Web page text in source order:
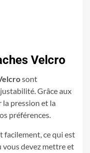
Velcro
sont
Grâce aux
la pression et la
préférences.
facilement, ce qui est
devez mettre et